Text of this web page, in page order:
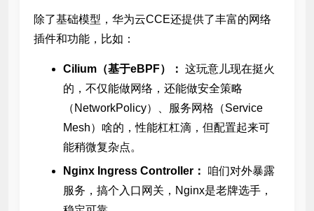
除了基础模型，华为云CCE还提供了丰富的网络
插件和功能，比如：
Cilium（基于eBPF）： 这玩意儿现在挺火
的，不仅能做网络，还能做安全策略
（NetworkPolicy）、服务网格（Service
Mesh）啥的，性能杠杠滴，但配置起来可
能稍微复杂点。
Nginx Ingress Controller：
咱们对外暴露
服务，搞个入口网关，Nginx是老牌选手，